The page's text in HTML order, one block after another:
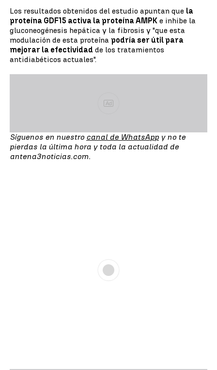
Los resultados obtenidos del estudio apuntan que la
proteína GDF15 activa la proteína AMPK e inhibe la
gluconeogénesis hepática y la fibrosis y "que esta
modulación de esta proteína podría ser útil para
mejorar la efectividad de los tratamientos
antidiabéticos actuales".
Ad
Síguenos en nuestro canal de WhatsApp y no te
pierdas la última hora y toda la actualidad de
antena3noticias.com.